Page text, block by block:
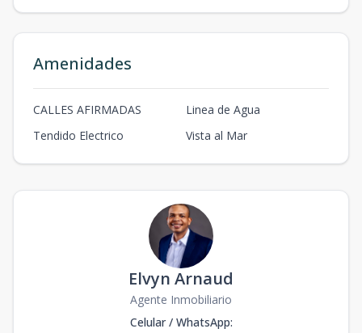
Amenidades
CALLES AFIRMADAS
Linea de Agua
Tendido Electrico
Vista al Mar
Elvyn Arnaud
Agente Inmobiliario
Celular / WhatsApp: